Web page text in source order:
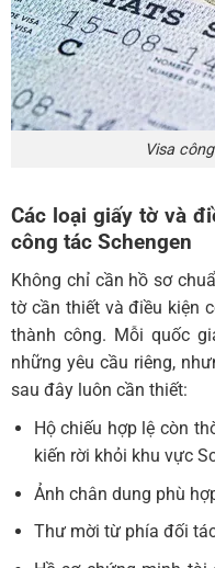
Visa
Các loại giấy tờ và
công tác Schengen
Không chỉ cần hồ sơ
tờ cần thiết và điều kiện
thành công. Mỗi quốc
những yêu cầu riêng,
sau đây luôn cần thiết:
Hộ chiếu hợp lệ còn
kiến rời khỏi khu vực
Ảnh chân dung phù
Thư mời từ phía đối